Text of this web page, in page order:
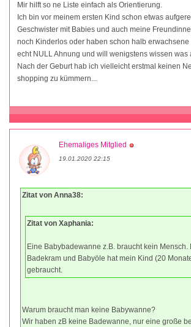
Mir hilft so ne Liste einfach als Orientierung.
Ich bin vor meinem ersten Kind schon etwas
Geschwister mit Babies und auch meine
noch Kinderlos oder haben schon halb erwachsene
echt NULL Ahnung und will wenigstens wissen was
Nach der Geburt hab ich vielleicht erstmal keinen
shopping zu kümmern...
Ehemaliges Mitglied
19.01.2020 22:15
Zitat von Anna38:
Zitat von Xaphania:
Eine Babybadewanne z.B. braucht kein Mensch.
Badekram und Babyöle hat mein Kind (20
gebraucht.
Warum braucht man keine Babywanne?
Wir haben zB keine Badewanne, nur eine große